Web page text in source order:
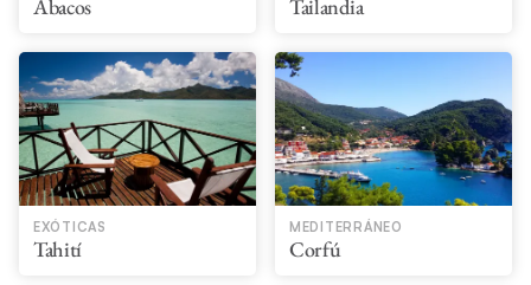
Ábacos Tailandia
EXÓTICAS
Tahití​
MEDITERRÁNEO
Corfú